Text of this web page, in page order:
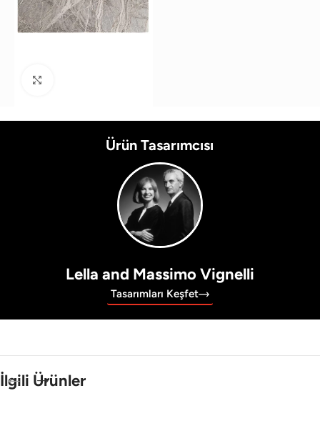
Ürün Tasarımcısı
Lella and Massimo Vignelli
Tasarımları Keşfet
İlgili Ürünler